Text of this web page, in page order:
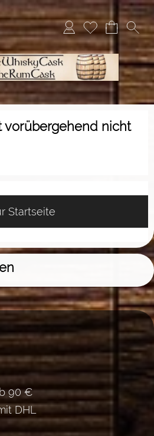
vorübergehend nicht
Startseite
90 €
DHL